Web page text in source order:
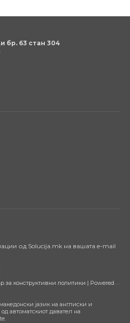
бр. 63 стан 304
од Solucija.mk на вашата e-mail
конструктивни политики | Powered
јазик на англиски и
автоматскиот давател на